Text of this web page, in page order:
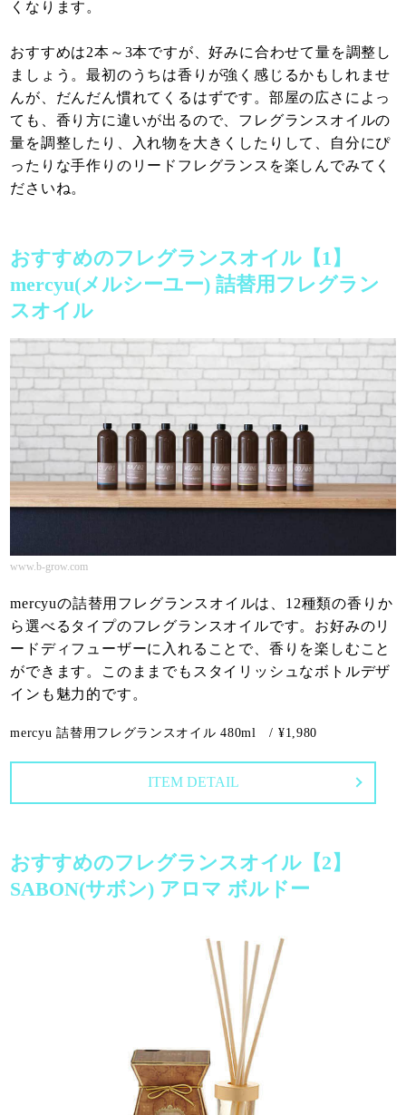
くなります。
おすすめは2本～3本ですが、好みに合わせて量を調整し
ましょう。最初のうちは香りが強く感じるかもしれませ
んが、だんだん慣れてくるはずです。部屋の広さによっ
ても、香り方に違いが出るので、フレグランスオイルの
量を調整したり、入れ物を大きくしたりして、自分にぴ
ったりな手作りのリードフレグランスを楽しんでみてく
ださいね。
おすすめのフレグランスオイル【1】
mercyu(メルシーユー) 詰替用フレグラン
スオイル
www.b-grow.com
mercyuの詰替用フレグランスオイルは、12種類の香りか
ら選べるタイプのフレグランスオイルです。お好みのリ
ードディフューザーに入れることで、香りを楽しむこと
ができます。このままでもスタイリッシュなボトルデザ
インも魅力的です。
mercyu 詰替用フレグランスオイル 480ml / ¥1,980
ITEM DETAIL
おすすめのフレグランスオイル【2】
SABON(サボン) アロマ ボルドー